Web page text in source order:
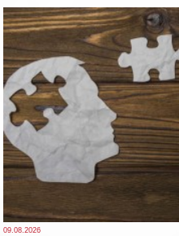
09.08.2026